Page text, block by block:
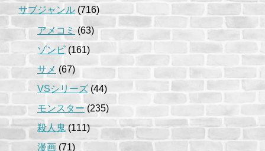
サブジャンル (716)
アメコミ (63)
ゾンビ (161)
サメ (67)
VSシリーズ (44)
モンスター (235)
殺人鬼(111)
漫画 (71)